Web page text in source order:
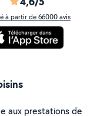
à partir de 66000 avis
aux prestations de